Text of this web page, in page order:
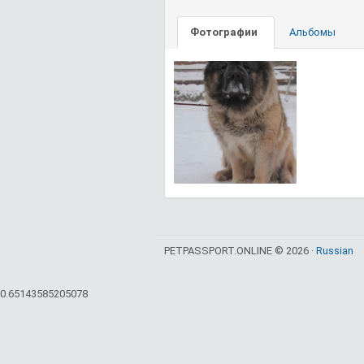
Фотографии Альбомы
PETPASSPORT.ONLINE © 2026 · Russian
0.65143585205078